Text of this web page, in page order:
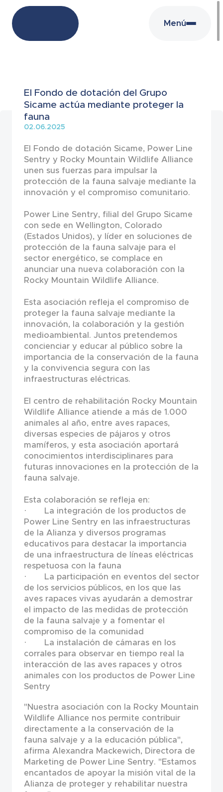
Menú
Noticias
El Fondo de dotación del Grupo
Sicame actúa mediante proteger la
fauna
02.06.2025
El Fondo de dotación Sicame, Power Line
Sentry y Rocky Mountain Wildlife Alliance
unen sus fuerzas para impulsar la
protección de la fauna salvaje mediante la
innovación y el compromiso comunitario.
Power Line Sentry, filial del Grupo Sicame
con sede en Wellington, Colorado
(Estados Unidos), y líder en soluciones de
protección de la fauna salvaje para el
sector energético, se complace en
anunciar una nueva colaboración con la
Rocky Mountain Wildlife Alliance.
Esta asociación refleja el compromiso de
proteger la fauna salvaje mediante la
innovación, la colaboración y la gestión
medioambiental. Juntos pretendemos
concienciar y educar al público sobre la
importancia de la conservación de la fauna
y la convivencia segura con las
infraestructuras eléctricas.
El centro de rehabilitación Rocky Mountain
Wildlife Alliance atiende a más de 1.000
animales al año, entre aves rapaces,
diversas especies de pájaros y otros
mamíferos, y esta asociación aportará
conocimientos interdisciplinares para
futuras innovaciones en la protección de la
fauna salvaje.
Esta colaboración se refleja en:
· La integración de los productos de
Power Line Sentry en las infraestructuras
de la Alianza y diversos programas
educativos para destacar la importancia
de una infraestructura de líneas eléctricas
respetuosa con la fauna
· La participación en eventos del sector
de los servicios públicos, en los que las
aves rapaces vivas ayudarán a demostrar
el impacto de las medidas de protección
de la fauna salvaje y a fomentar el
compromiso de la comunidad
· La instalación de cámaras en los
corrales para observar en tiempo real la
interacción de las aves rapaces y otros
animales con los productos de Power Line
Sentry
"Nuestra asociación con la Rocky Mountain
Wildlife Alliance nos permite contribuir
directamente a la conservación de la
fauna salvaje y a la educación pública",
afirma Alexandra Mackewich, Directora de
Marketing de Power Line Sentry. "Estamos
encantados de apoyar la misión vital de la
Alianza de proteger y rehabilitar nuestra